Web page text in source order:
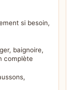
si besoin,
baignoire,
complète